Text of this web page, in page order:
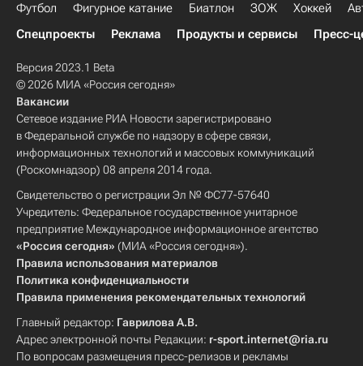
Футбол Фигурное катание Биатлон ЗОЖ Хоккей
Спецпроекты
Реклама Продукты и сервисы Пресс-
Версия 2023.1 Beta
© 2026 МИА «Россия сегодня»
Вакансии
Сетевое издание РИА Новости зарегистрировано
в Федеральной службе по надзору в сфере связи,
информационных технологий и массовых коммуникаций
(Роскомнадзор) 08 апреля 2014 года.
Свидетельство о регистрации Эл № ФС77-57640
Учредитель: Федеральное государственное унитарное
предприятие Международное информационное агентство
«Россия сегодня» (МИА «Россия сегодня»).
Правила использования материалов
Политика конфиденциальности
Правила применения рекомендательных технологий
Главный редактор: Гаврилова А.В.
Адрес электронной почты Редакции: r-sport.internet@ria.ru
По вопросам размещения пресс-релизов и рекламы